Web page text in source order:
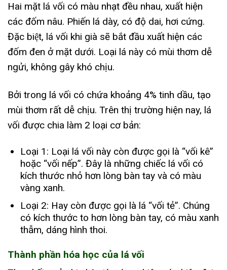
Hai mặt lá vối có màu nhạt đều nhau, xuất hiện
các đốm nâu. Phiến lá dày, có độ dai, hơi cứng.
Đặc biệt, lá vối khi già sẽ bắt đầu xuất hiện các
đốm đen ở mặt dưới. Loại lá này có mùi thơm dễ
ngửi, không gây khó chịu.
Bởi trong lá vối có chứa khoảng 4% tinh dầu, tạo
mùi thơm rất dễ chịu. Trên thị trường hiện nay, lá
vối được chia làm 2 loại cơ bản:
Loại 1: Loại lá vối này còn được gọi là “vối kê”
hoặc “vối nếp”. Đây là những chiếc lá vối có
kích thước nhỏ hơn lòng bàn tay và có màu
vàng xanh.
Loại 2: Hay còn được gọi là lá “vối tẻ”. Chúng
có kích thước to hơn lòng bàn tay, có màu xanh
thẫm, dáng hình thoi.
Thành phần hóa học của lá vối